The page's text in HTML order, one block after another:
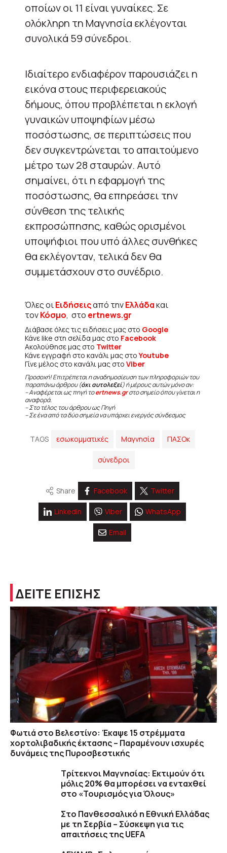
οποίων οι 11 είναι γυναίκες. Σε
ολόκληρη τη Μαγνησία εκλέγονται
συνολικά 59 σύνεδροι.
Ιδιαίτερο ενδιαφέρον παρουσιάζει η
εικόνα στους περιφερειακούς
δήμους, όπου προβλέπεται η εκλογή
γυναικών υποψηφίων μέσω
ποσόστωσης, σε περιπτώσεις που
δεν συγκεντρώνεται το απαιτούμενο
μέτρο των 28 σταυρών. Αυτό
σημαίνει, ότι η εφαρμογή της
ποσόστωσης, θα επηρεάσει την
σύνθεση της τελικής
εκπροσώπησης, καθώς ορισμένοι
υποψήφιοι που υπό άλλες συνθήκες
θα εκλέγονταν, τελικά δεν θα
συμμετάσχουν στο συνέδριο.
Όλες οιΕιδήσειςαπό τηνΕλλάδακαι
τονΚόσμο, στο ertnews.gr
Διάβασε όλες τις ειδήσεις μας στο Google
Κάνε like στη σελίδα μας στο Facebook
Ακολούθησε μας στο Twitter
Κάνε εγγραφή στο κανάλι μας στοYoutube
Γίνε μέλος στο κανάλι μας στο Viber
Προσοχή! Επιτρέπεται η αναδημοσίευση των πληροφοριών του
παραπάνω άρθρου (όχι αυτολεξεί) ή μέρους αυτών μόνο αν:
– Αναφέρεται ως πηγή τοertnews.grστο σημείο όπου γίνεται η
αναφορά.
– Στο τέλος του άρθρου ως Πηγή
– Σε ένα από τα δύο σημεία να υπάρχει ενεργός σύνδεσμος
TAGS εσωκομματικές Μαγνησία ΠΑΣΟκ
σύνεδροι
Share Facebook Twitter
Linkedin Viber WhatsApp
Email
ΔΕΙΤΕ ΕΠΙΣΗΣ
Φωτιά στο Βελεστίνο: Έκαψε 15 στρέμματα
χορτολιβαδικής έκτασης – Παραμένουν ισχυρές
δυνάμεις της Πυροσβεστικής
Τρίτεκνοι Μαγνησίας: Εκτιμούν ότι
μόλις 20% θα μπορέσει να ενταχθεί
στο «Τουρισμός για Όλους»
Στο Πανθεσσαλικό η Εθνική Ελλάδας
με τη Σερβία – Σύσκεψη για τις
απαιτήσεις της UEFA